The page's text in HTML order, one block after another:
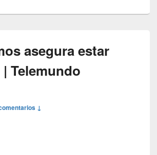
asegura estar
Telemundo
↓